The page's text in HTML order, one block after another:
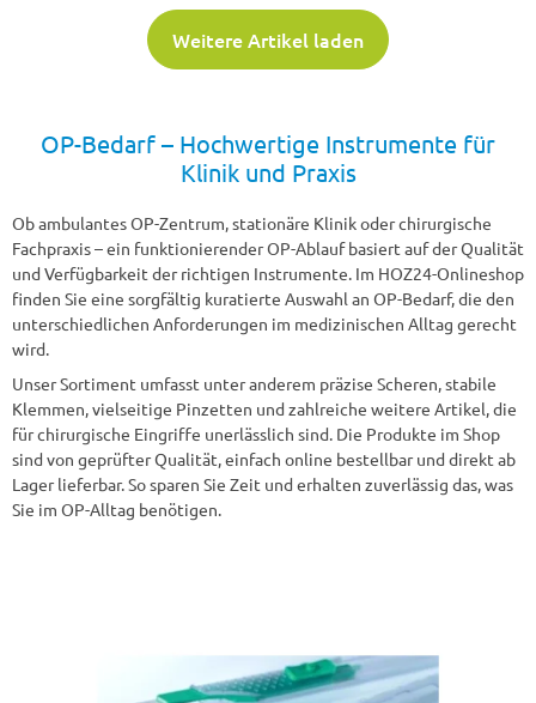
Weitere Artikel laden
OP-Bedarf – Hochwertige Instrumente für
Klinik und Praxis
Ob ambulantes OP-Zentrum, stationäre Klinik oder chirurgische
Fachpraxis – ein funktionierender OP-Ablauf basiert auf der Qualität
und Verfügbarkeit der richtigen Instrumente. Im HOZ24-Onlineshop
finden Sie eine sorgfältig kuratierte Auswahl an OP-Bedarf, die den
unterschiedlichen Anforderungen im medizinischen Alltag gerecht
wird.
Unser Sortiment umfasst unter anderem präzise Scheren, stabile
Klemmen, vielseitige Pinzetten und zahlreiche weitere Artikel, die
für chirurgische Eingriffe unerlässlich sind. Die Produkte im Shop
sind von geprüfter Qualität, einfach online bestellbar und direkt ab
Lager lieferbar. So sparen Sie Zeit und erhalten zuverlässig das, was
Sie im OP-Alltag benötigen.